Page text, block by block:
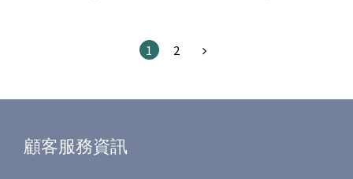
1 2
顧客服務資訊